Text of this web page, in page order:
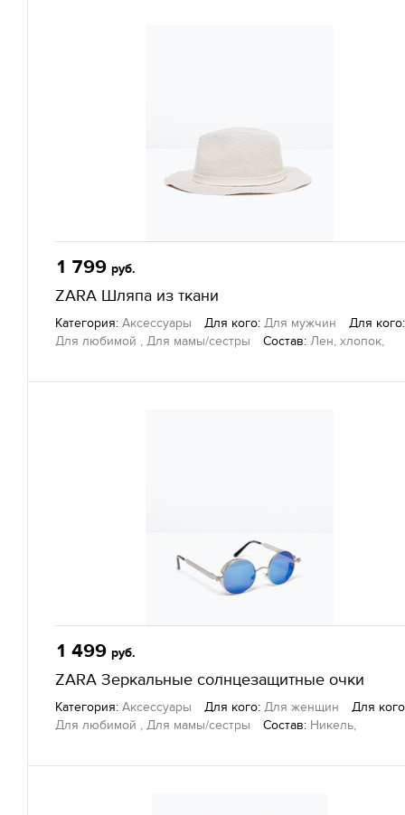
1 799 руб.
ZARA Шляпа из ткани
Категория: Аксессуары Для кого: Для мужчин
Для кого:
Для любимой , Для мамы/сестры
Состав: Лен, хлопок,
Другие товары— Zara, г. Екатеринбург
1 499 руб.
ZARA Зеркальные солнцезащитные очки
Категория: Аксессуары Для кого: Для женщин
Для
Для любимой , Для мамы/сестры
Состав: Никель,
Другие товары— Zara, г. Екатеринбург